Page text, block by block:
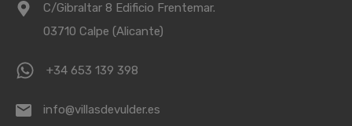
C/Gibraltar 8 Edificio Frentemar.
03710 Calpe (Alicante)
+34 653 139 398
info@villasdevulder.es